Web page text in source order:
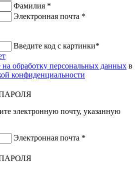
Фамилия *
Электронная почта *
Введите код с картинки*
на обработку персональных данных в
конфиденциальности
электронную почту, указанную
Электронная почта *